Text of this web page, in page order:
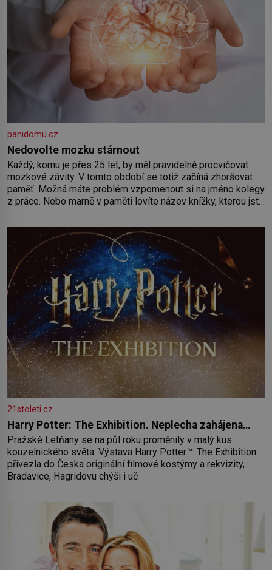
panidomu.cz
Nedovolte mozku stárnout
Každý, komu je přes 25 let, by měl pravidelně procvičovat
mozkové závity. V tomto období se totiž začíná zhoršovat
paměť. Možná máte problém vzpomenout si na jméno kolegy
z práce. Nebo marně v paměti lovíte název knížky, kterou jste
paměť rozhodla stávkovat. Cvičte
21stoleti.cz
Harry Potter: The Exhibition. Neplecha zahájena…
Pražské Letňany se na půl roku proměnily v malý kus
kouzelnického světa. Výstava Harry Potter™: The Exhibition
přivezla do Česka originální filmové kostýmy a rekvizity,
Bradavice, Hagridovu chýši i uč